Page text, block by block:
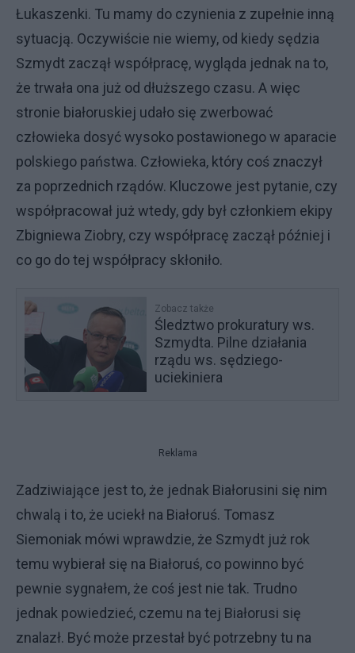
Łukaszenki. Tu mamy do czynienia z zupełnie inną
sytuacją. Oczywiście nie wiemy, od kiedy sędzia
Szmydt zaczął współpracę, wygląda jednak na to,
że trwała ona już od dłuższego czasu. A więc
stronie białoruskiej udało się zwerbować
człowieka dosyć wysoko postawionego w aparacie
polskiego państwa. Człowieka, który coś znaczył
za poprzednich rządów. Kluczowe jest pytanie, czy
współpracował już wtedy, gdy był członkiem ekipy
Zbigniewa Ziobry, czy współpracę zaczął później i
co go do tej współpracy skłoniło.
Zobacz także
Śledztwo prokuratury ws.
Szmydta. Pilne działania
rządu ws. sędziego-
uciekiniera
Reklama
Zadziwiające jest to, że jednak Białorusini się nim
chwalą i to, że uciekł na Białoruś. Tomasz
Siemoniak mówi wprawdzie, że Szmydt już rok
temu wybierał się na Białoruś, co powinno być
pewnie sygnałem, że coś jest nie tak. Trudno
jednak powiedzieć, czemu na tej Białorusi się
znalazł. Być może przestał być potrzebny tu na